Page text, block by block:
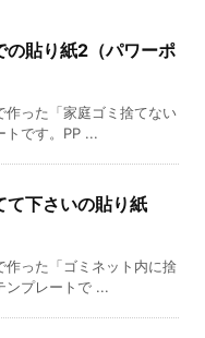
の貼り紙2（パワーポ
作った「家庭ゴミ捨てない
トです。PP ...
て下さいの貼り紙
作った「ゴミネット内に捨
ンプレートで ...